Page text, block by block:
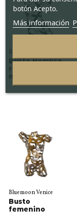
Busto Hombre
Bluemoon Venice
Busto
femenino
botón Acepto.
Más información